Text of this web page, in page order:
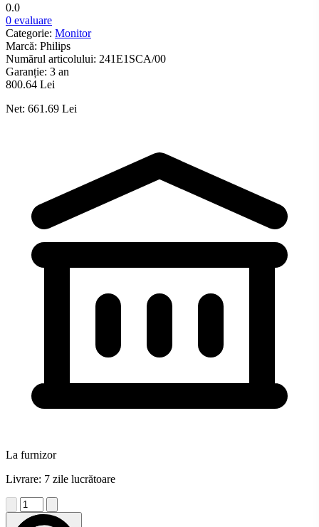
0.0
0 evaluare
Categorie: Monitor
Marcă: Philips
Numărul articolului: 241E1SCA/00
Garanție: 3 an
800.64 Lei
Net: 661.69 Lei
La furnizor
Livrare: 7 zile lucrătoare